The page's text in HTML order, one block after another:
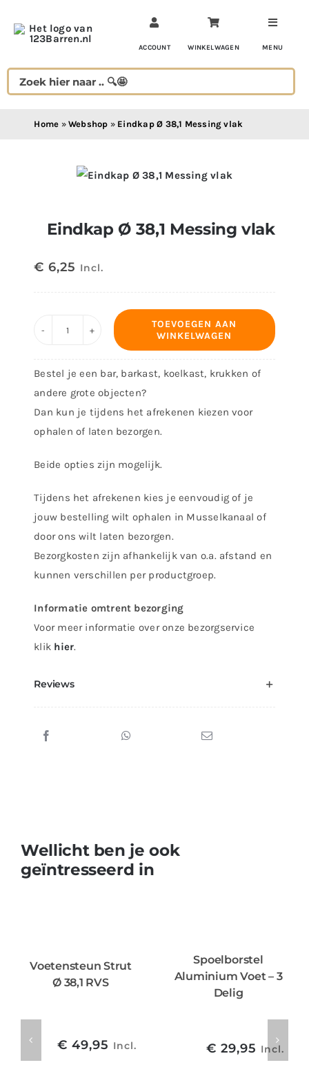
naar
ACCOUNT WINKELWAGEN MENU
Home » Webshop » Eindkap Ø 38,1 Messing vlak
Eindkap Ø 38,1 Messing vlak
€ 6,25 Incl.
38,1
Messing
vlak
aantal
TOEVOEGEN AAN
WINKELWAGEN
Bestel je een bar, barkast, koelkast, krukken of
andere grote objecten?
Dan kun je tijdens het afrekenen kiezen voor
ophalen of laten bezorgen.
Beide opties zijn mogelijk.
Tijdens het afrekenen kies je eenvoudig of je
jouw bestelling wilt ophalen in Musselkanaal of
door ons wilt laten bezorgen.
Bezorgkosten zijn afhankelijk van o.a. afstand en
kunnen verschillen per productgroep.
Informatie omtrent bezorging
Voor meer informatie over onze bezorgservice
klik hier.
Reviews
Wellicht ben je ook
geïntresseerd in
Voetensteun Strut
Ø 38,1 RVS
€ 49,95 Incl.
Spoelborstel
Aluminium Voet – 3
Delig
€ 29,95 Incl.